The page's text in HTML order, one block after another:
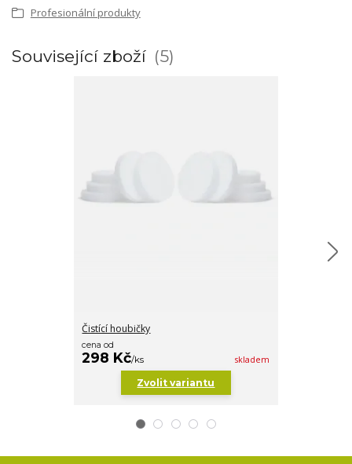
Profesionální produkty
Související zboží 5
Čistící houbičky
cena od
298 Kč/ks skladem
Zvolit variantu